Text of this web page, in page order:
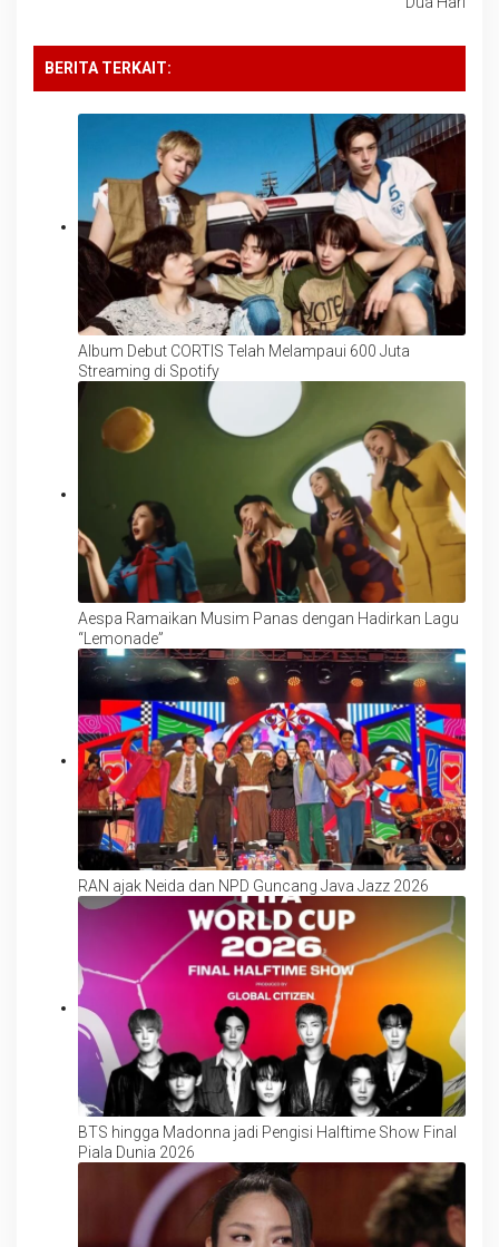
BERITA TERKAIT:
Album Debut CORTIS Telah Melampaui 600 Juta
Streaming di Spotify
Aespa Ramaikan Musim Panas dengan Hadirkan Lagu
“Lemonade”
RAN ajak Neida dan NPD Guncang Java Jazz 2026
BTS hingga Madonna jadi Pengisi Halftime Show Final
Piala Dunia 2026